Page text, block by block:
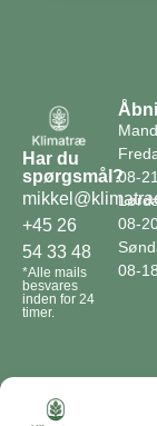
Har du
spørgsmål?
+45 26
54 33 48
*Alle mails
besvares
inden for 24
timer.
08-21
08-
08-18